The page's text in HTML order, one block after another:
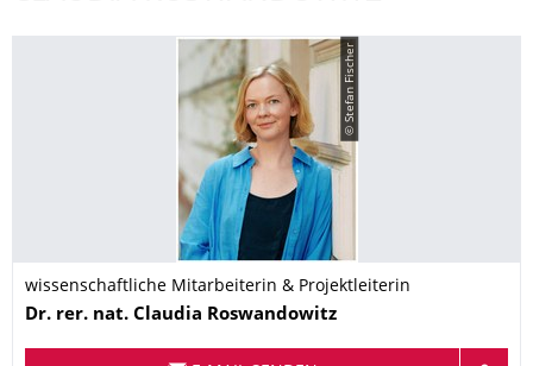
© Stefan Fischer
wissenschaftliche Mitarbeiterin & Projektleiterin
Name
Dr. rer. nat. Claudia Roswandowitz